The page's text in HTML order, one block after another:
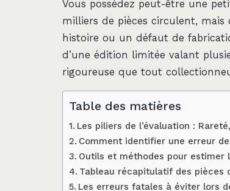
Vous possédez peut-être une
milliers de pièces circulent,
histoire ou un défaut de
d’une édition limitée valant
rigoureuse que tout
Table des matières
Les piliers de l’évaluation :
Comment identifier une erreur
Outils et méthodes pour estimer
Tableau récapitulatif des pièces
Les erreurs fatales à éviter lors